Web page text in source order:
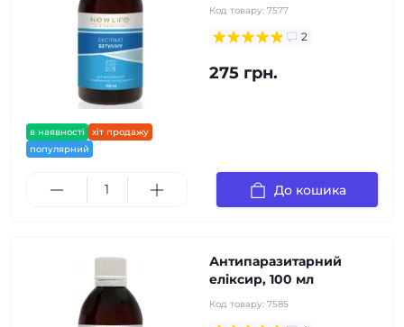
в наявності
хіт продажу
популярний
Код товару: 7577
2
275 грн.
До кошика
Антипаразитарний
еліксир, 100 мл
Код товару: 7585